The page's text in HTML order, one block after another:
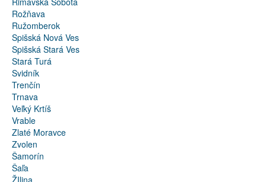
Rožňava
Ružomberok
Spišská Nová Ves
Spišská Stará Ves
Stará Turá
Svidník
Trenčín
Trnava
Veľký Krtíš
Vrable
Zlaté Moravce
Zvolen
Šamorín
Šaľa
ŽIlina